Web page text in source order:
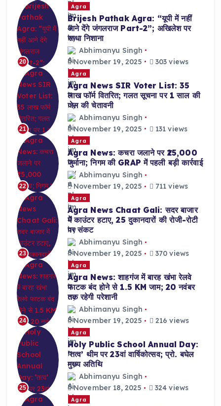
20
Agra
Brijesh Pathak Agra: “यूपी में नहीं
आने देंगे जंगलराज Part-2”; अखिलेश पर
साधा निशाना
Abhimanyu Singh
November 19, 2025
303 views
21
Agra
Agra News SIR Voter List: 35
लाख फॉर्म वितरित; गलत सूचना पर 1 साल की
जेल की चेतावनी
Abhimanyu Singh
November 19, 2025
131 views
22
Agra
Agra News: कचरा जलाने पर ₹25,000
जुर्माना; निगम की GRAP में पहली बड़ी कार्रवाई
Abhimanyu Singh
November 19, 2025
711 views
23
Agra
Agra News Chaat Gali: सदर बाजार
में काउंटर हटाए, 25 दुकानदारों की रोजी-रोटी
पर संकट
Abhimanyu Singh
November 19, 2025
370 views
24
Agra
Agra News: शाहगंज में बारह खंभा रेलवे
फाटक बंद होने से 1.5 KM जाम; 20 नवंबर
तक रहेगी परेशानी
Abhimanyu Singh
November 19, 2025
216 views
25
Agra
Holy Public School Annual Day:
‘तत्व’ थीम पर 23वां वार्षिकोत्सव; प्रो. बघेल
मुख्य अतिथि
Abhimanyu Singh
November 18, 2025
324 views
Agra